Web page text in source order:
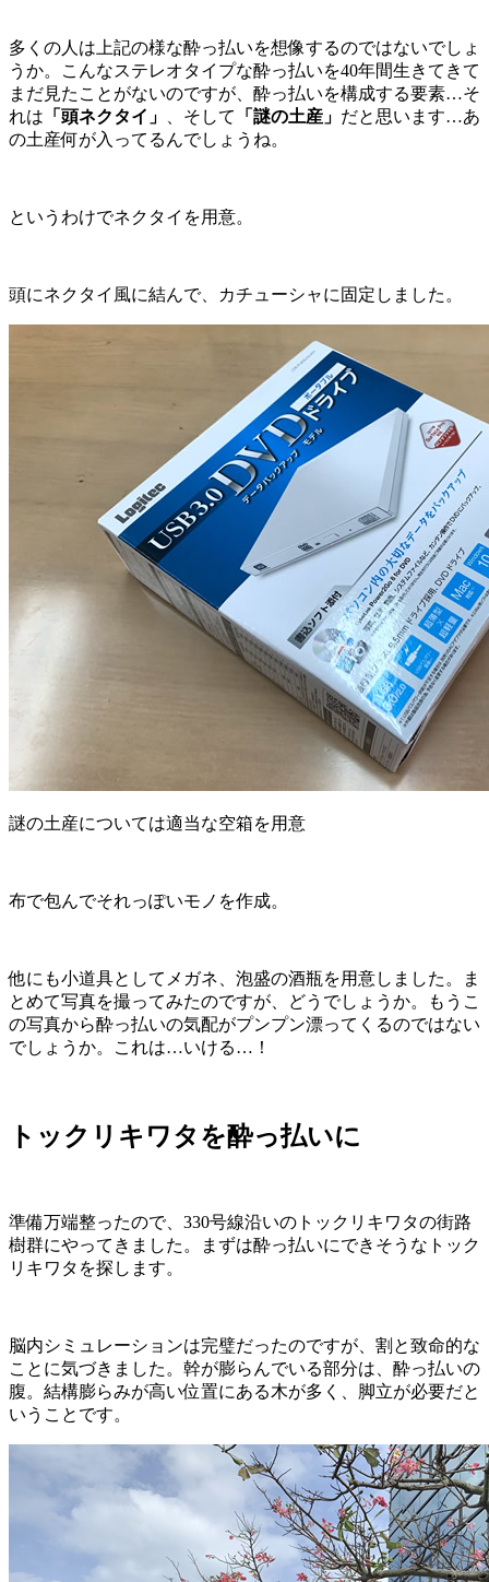
多くの人は上記の様な酔っ払いを想像するのではないでしょ
うか。こんなステレオタイプな酔っ払いを40年間生きてきて
まだ見たことがないのですが、酔っ払いを構成する要素…そ
れは 「頭ネクタイ」 、そして 「謎の土産」 だと思います…あ
の土産何が入ってるんでしょうね。
というわけでネクタイを用意。
頭にネクタイ風に結んで、カチューシャに固定しました。
謎の土産については適当な空箱を用意
布で包んでそれっぽいモノを作成。
他にも小道具としてメガネ、泡盛の酒瓶を用意しました。ま
とめて写真を撮ってみたのですが、どうでしょうか。もうこ
の写真から酔っ払いの気配がプンプン漂ってくるのではない
でしょうか。これは…いける…！
トックリキワタを酔っ払いに
準備万端整ったので、330号線沿いのトックリキワタの街路
樹群にやってきました。まずは酔っ払いにできそうなトック
リキワタを探します。
脳内シミュレーションは完璧だったのですが、割と致命的な
ことに気づきました。幹が膨らんでいる部分は、酔っ払いの
腹。結構膨らみが高い位置にある木が多く、脚立が必要だと
いうことです。